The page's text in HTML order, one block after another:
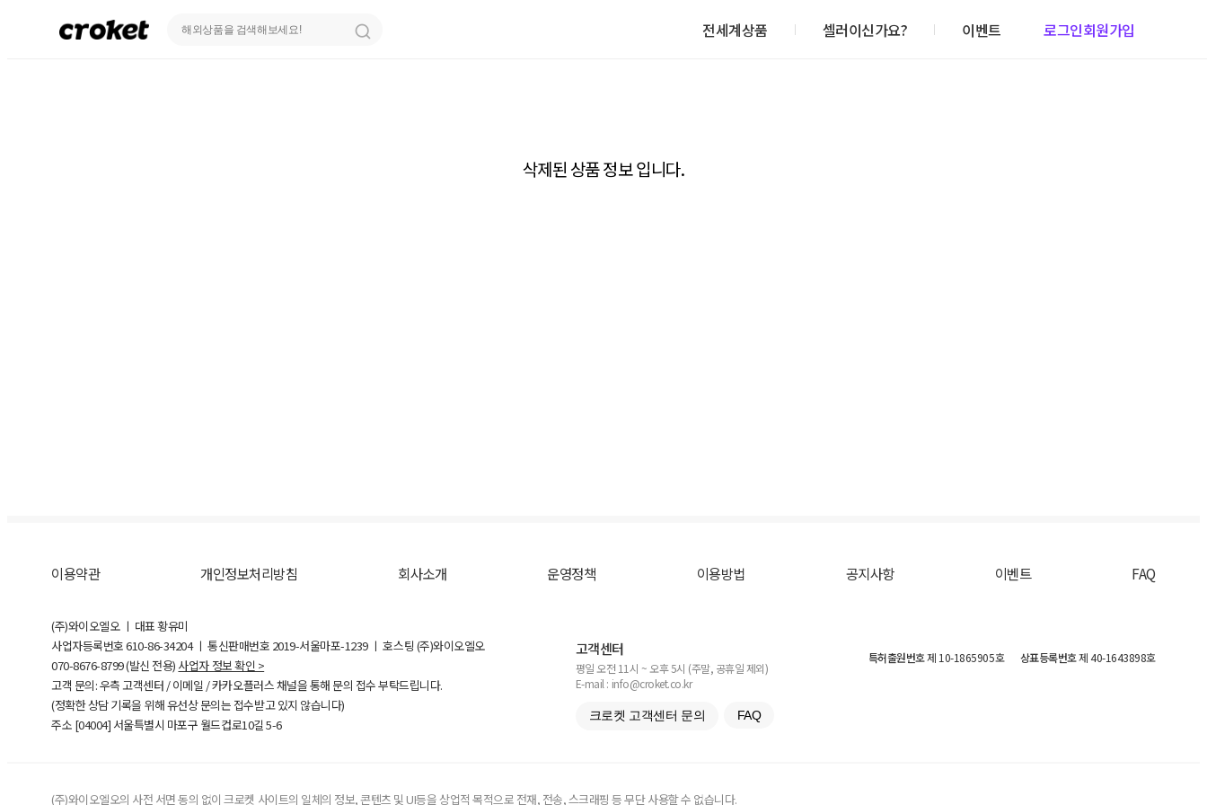
전세계상품 셀러이신가요? 이벤트 로그인회원가입
삭제된 상품 정보 입니다.
이용약관 개인정보처리방침 회사소개 운영정책 이용방법 공지사항 이벤트 FAQ
(주)와이오엘오 ㅣ 대표 황유미
사업자등록번호610-86-34204ㅣ 통신판매번호 2019-서울마포-1239 ㅣ 호스팅 (주)와이오엘오
070-8676-8799 (발신 전용) 사업자 정보 확인 >
고객 문의: 우측 고객센터 / 이메일 / 카카오플러스 채널을 통해 문의 접수 부탁드립니다.
(정확한 상담 기록을 위해 유선상 문의는 접수받고 있지 않습니다)
주소 [04004] 서울특별시 마포구 월드컵로10길5-6
고객센터
평일 오전 11시 ~ 오후 5시 (주말, 공휴일 제외)
E-mail : info@croket.co.kr
크로켓 고객센터 문의 FAQ
특허출원번호제 10-1865905호 상표등록번호제 40-1643898호
(주)와이오엘오의 사전 서면 동의 없이 크로켓 사이트의 일체의 정보, 콘텐츠 및 UI등을 상업적 목적으로 전재, 전송, 스크래핑 등 무단 사용할 수 없습니다.